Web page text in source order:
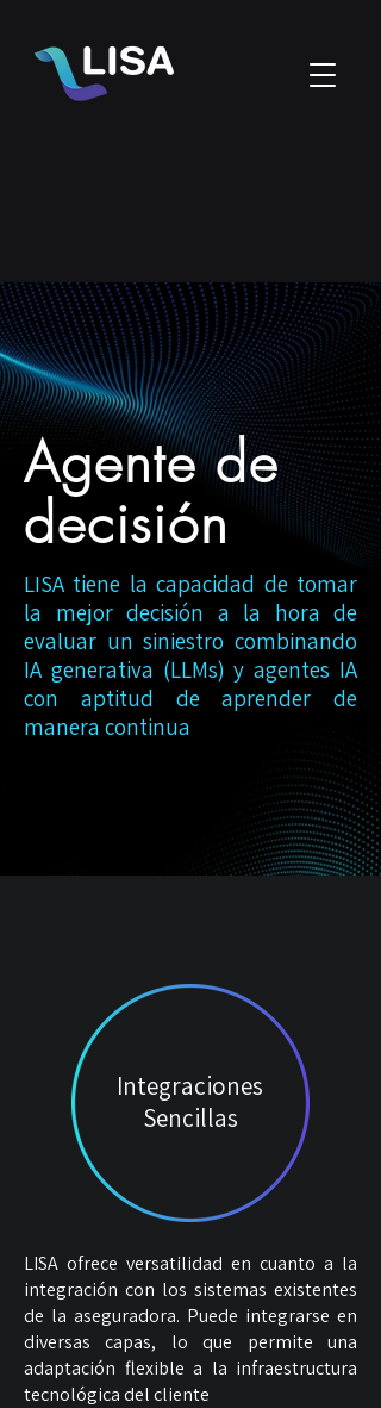
Agente de
decisión
LISA tiene la capacidad de tomar
la mejor decisión a la hora de
evaluar un siniestro combinando
IA generativa (LLMs) y agentes IA
con aptitud de aprender de
manera continua
Integraciones
Sencillas
LISA ofrece versatilidad en cuanto a la
integración con los sistemas existentes
de la aseguradora. Puede integrarse en
diversas capas, lo que permite una
adaptación flexible a la infraestructura
tecnológica del cliente